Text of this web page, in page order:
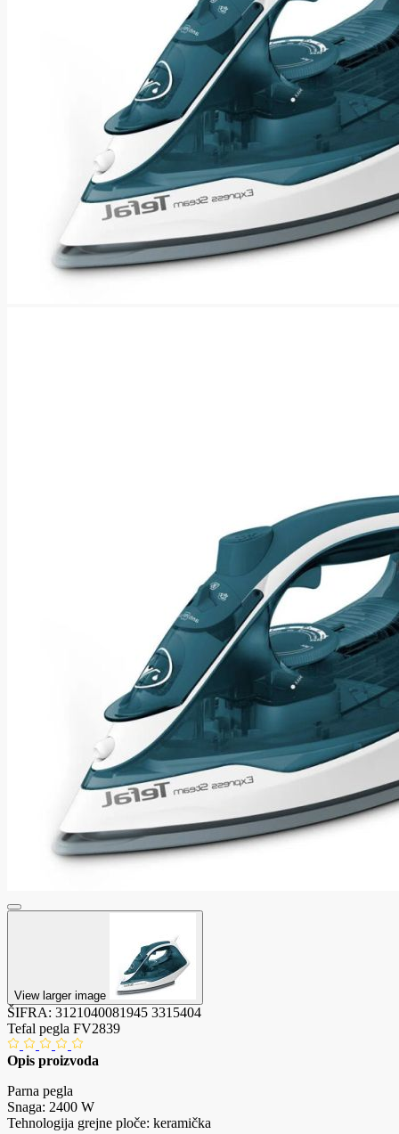
View larger image
ŠIFRA: 3121040081945 3315404
Tefal pegla FV2839
Opis proizvoda
Parna pegla
Snaga: 2400 W
Tehnologija grejne ploče: keramička